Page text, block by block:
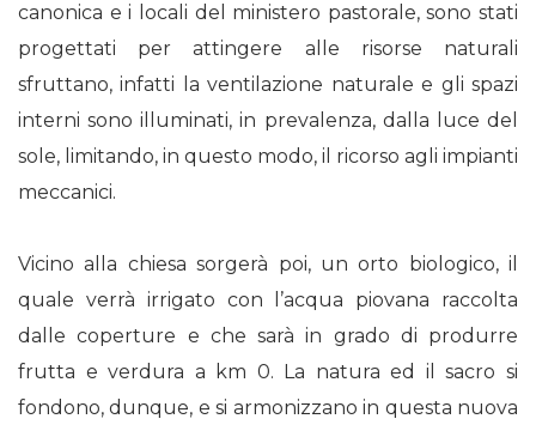
canonica e i locali del ministero pastorale, sono stati
progettati per attingere alle risorse naturali
sfruttano, infatti la ventilazione naturale e gli spazi
interni sono illuminati, in prevalenza, dalla luce del
sole, limitando, in questo modo, il ricorso agli impianti
meccanici.
Vicino alla chiesa sorgerà poi, un orto biologico, il
quale verrà irrigato con l’acqua piovana raccolta
dalle coperture e che sarà in grado di produrre
frutta e verdura a km 0. La natura ed il sacro si
fondono, dunque, e si armonizzano in questa nuova